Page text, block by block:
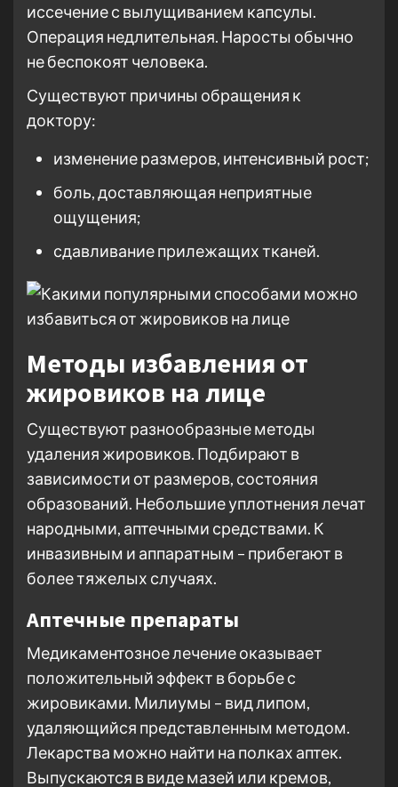
иссечение с вылущиванием капсулы.
Операция недлительная. Наросты обычно
не беспокоят человека.
Существуют причины обращения к
доктору:
изменение размеров, интенсивный рост;
боль, доставляющая неприятные
ощущения;
сдавливание прилежащих тканей.
Методы избавления от
жировиков на лице
Существуют разнообразные методы
удаления жировиков. Подбирают в
зависимости от размеров, состояния
образований. Небольшие уплотнения лечат
народными, аптечными средствами. К
инвазивным и аппаратным – прибегают в
более тяжелых случаях.
Аптечные препараты
Медикаментозное лечение оказывает
положительный эффект в борьбе с
жировиками. Милиумы – вид липом,
удаляющийся представленным методом.
Лекарства можно найти на полках аптек.
Выпускаются в виде мазей или кремов,